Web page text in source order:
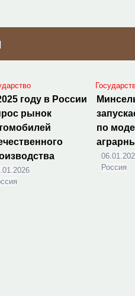
году в России
рынок
по
Россия